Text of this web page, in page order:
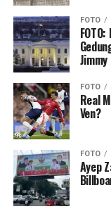
FOTO
FOTO
Real
Ven?
FOTO
Ayep